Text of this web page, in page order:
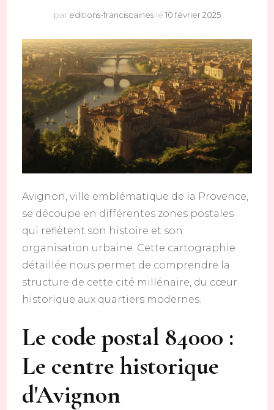
par editions-franciscaines le 10 février 2025
Avignon, ville emblématique de la Provence,
se découpe en différentes zones postales
qui reflètent son histoire et son
organisation urbaine. Cette cartographie
détaillée nous permet de comprendre la
structure de cette cité millénaire, du cœur
historique aux quartiers modernes.
Le code postal 84000 :
Le centre historique
d'Avignon